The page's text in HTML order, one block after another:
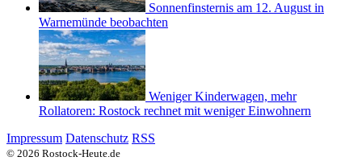
Sonnenfinsternis am 12. August in
Warnemünde beobachten
Weniger Kinderwagen, mehr
Rollatoren: Rostock rechnet mit weniger Einwohnern
Impressum Datenschutz RSS
© 2026 Rostock-Heute.de